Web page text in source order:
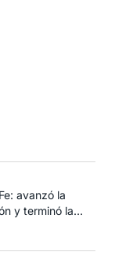
avanzó la
y terminó la